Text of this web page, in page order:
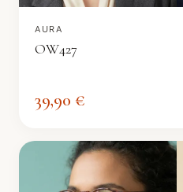
AURA
OW427
39,90 €